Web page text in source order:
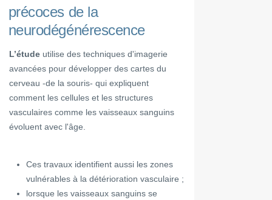
précoces de la
neurodégénérescence
L’étude utilise des techniques d'imagerie
avancées pour développer des cartes du
cerveau -de la souris- qui expliquent
comment les cellules et les structures
vasculaires comme les vaisseaux sanguins
évoluent avec l'âge.
Ces travaux identifient aussi les zones
vulnérables à la détérioration vasculaire ;
lorsque les vaisseaux sanguins se